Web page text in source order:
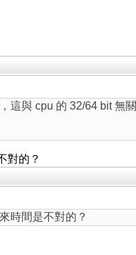
這與 cpu 的 32/64 bit 無關
對的？
時間是不對的？